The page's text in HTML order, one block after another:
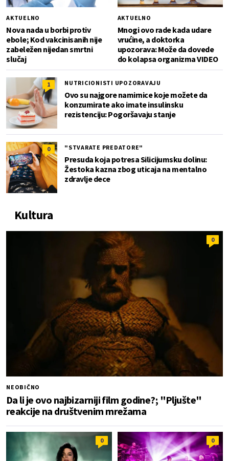
AKTUELNO
Nova nada u borbi protiv
ebole; Kod vakcinisanih nije
zabeležen nijedan smrtni
slučaj
AKTUELNO
Mnogi ovo rade kada udare
vrućine, a doktorka
upozorava: Može da dovede
do kolapsa organizma VIDEO
1 NUTRICIONISTI UPOZORAVAJU
Ovo su najgore namirnice koje možete da
konzumirate ako imate insulinsku
rezistenciju: Pogoršavaju stanje
0 "STVARATE PREDATORE"
Presuda koja potresa Silicijumsku dolinu:
Žestoka kazna zbog uticaja na mentalno
zdravlje dece
Kultura
0
NEOBIČNO
Da li je ovo najbizarniji film godine?; "Pljušte"
reakcije na društvenim mrežama
0 0